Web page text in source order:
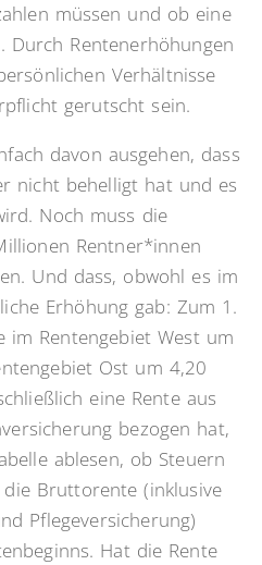
müssen und ob eine
Durch Rentenerhöhungen
Verhältnisse
gerutscht sein.
davon ausgehen, dass
nicht behelligt hat und es
Noch muss die
Rentner*innen
Und dass, obwohl es im
Erhöhung gab: Zum 1.
im Rentengebiet West um
Ost um 4,20
eine Rente aus
bezogen hat,
ablesen, ob Steuern
Bruttorente (inklusive
Pflegeversicherung)
Hat die Rente